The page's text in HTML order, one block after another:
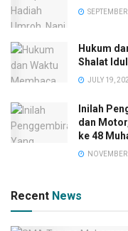
Hukum
Shalat
JULY 19,
Inilah
dan
ke 48
Recent News